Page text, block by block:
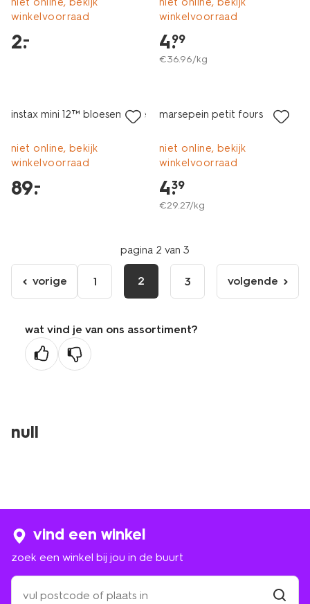
winkelvoorraad
2.
–
winkelvoorraad
4.
99
€36.96/kg
instax mini 12™ bloesemroze
niet online, bekijk
winkelvoorraad
89.
–
marsepein petit fours
niet online, bekijk
winkelvoorraad
4.
39
€29.27/kg
pagina 2 van 3
ga
naar
vorige
pagina
vorige 1 2 3
volgende
pagina
volgende
wat vind je van ons assortiment?
null
vind een winkel
zoek een winkel bij jou in de buurt
zoek
een